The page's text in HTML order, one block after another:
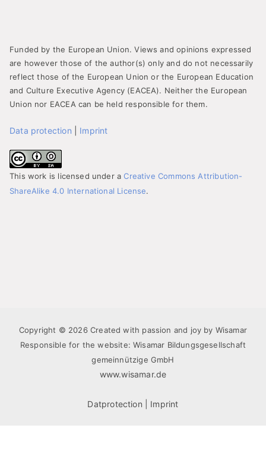
Funded by the European Union. Views and opinions expressed
are however those of the author(s) only and do not necessarily
reflect those of the European Union or the European Education
and Culture Executive Agency (EACEA). Neither the European
Union nor EACEA can be held responsible for them.
Data protection Imprint
This work is licensed under aCreative Commons Attribution-
ShareAlike 4.0 International License.
Copyright © 2026 Created with passion and joy by Wisamar
Responsible for the website: Wisamar Bildungsgesellschaft
gemeinnützige GmbH
www.wisamar.de
Datprotection Imprint